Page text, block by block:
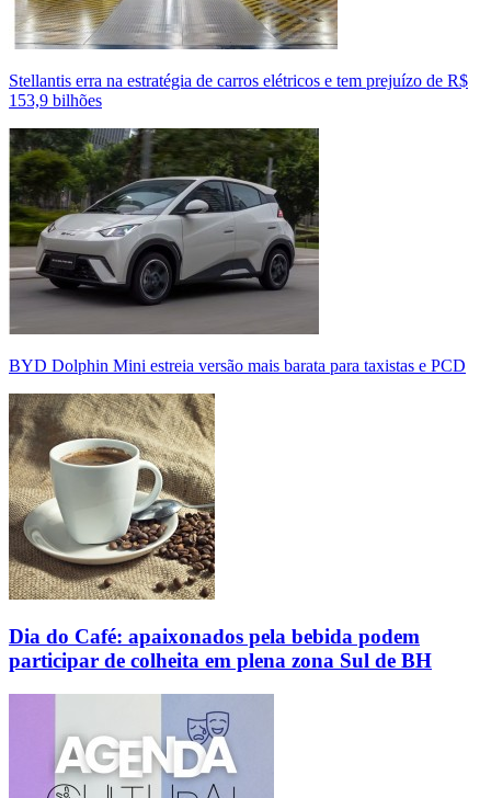
Stellantis erra na estratégia de carros elétricos e tem prejuízo de R$
153,9 bilhões
BYD Dolphin Mini estreia versão mais barata para taxistas e PCD
Dia do Café: apaixonados pela bebida podem
participar de colheita em plena zona Sul de BH